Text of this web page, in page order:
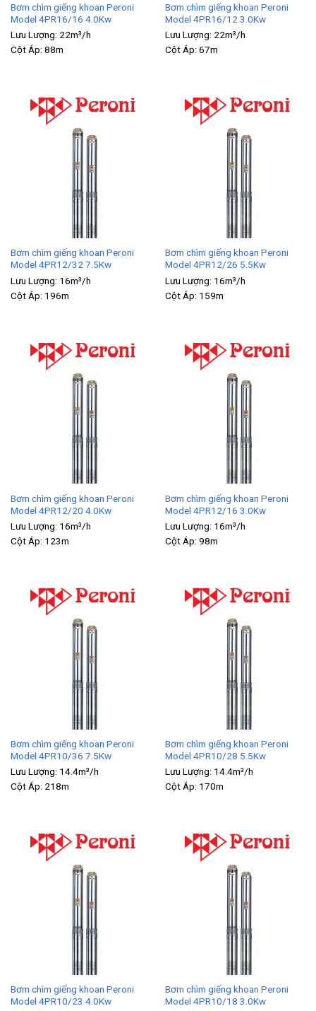
Bơm chìm giếng khoan Peroni
Model 4PR16/16 4.0Kw
Lưu Lượng: 22m³/h
Cột Áp: 88m
Bơm chìm giếng khoan Peroni
Model 4PR16/12 3.0Kw
Lưu Lượng: 22m³/h
Cột Áp: 67m
Bơm chìm giếng khoan Peroni
Model 4PR12/32 7.5Kw
Lưu Lượng: 16m³/h
Cột Áp: 196m
Bơm chìm giếng khoan Peroni
Model 4PR12/26 5.5Kw
Lưu Lượng: 16m³/h
Cột Áp: 159m
Bơm chìm giếng khoan Peroni
Model 4PR12/20 4.0Kw
Lưu Lượng: 16m³/h
Cột Áp: 123m
Bơm chìm giếng khoan Peroni
Model 4PR12/16 3.0Kw
Lưu Lượng: 16m³/h
Cột Áp: 98m
Bơm chìm giếng khoan Peroni
Model 4PR10/36 7.5Kw
Lưu Lượng: 14.4m³/h
Cột Áp: 218m
Bơm chìm giếng khoan Peroni
Model 4PR10/28 5.5Kw
Lưu Lượng: 14.4m³/h
Cột Áp: 170m
Bơm chìm giếng khoan Peroni
Model 4PR10/23 4.0Kw
Bơm chìm giếng khoan Peroni
Model 4PR10/18 3.0Kw